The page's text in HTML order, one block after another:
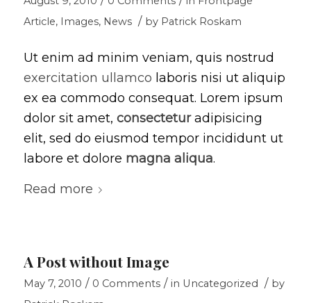
Article, Images, News / by Patrick Roskam
Ut enim ad minim veniam, quis nostrud
exercitation ullamco laboris nisi ut aliquip
ex ea commodo consequat. Lorem ipsum
dolor sit amet, consecteturadipisicing
elit, sed do eiusmod tempor incididunt ut
labore et dolore magna aliqua.
Read more
A Post without Image
May 7, 2010 / 0 Comments / in Uncategorized / by